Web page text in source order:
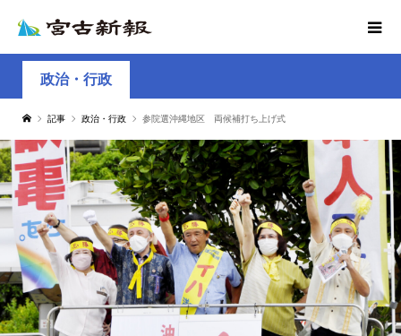
政治・行政
記事 政治・行政 参院選沖縄地区 両候補打ち上げ式